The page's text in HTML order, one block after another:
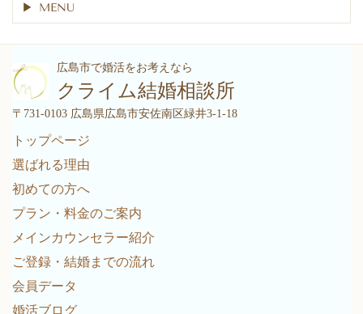
MENU
広島市で婚活をお考えなら
クライム結婚相談所
〒731-0103 広島県広島市安佐南区緑井3-1-18
トップページ
選ばれる理由
初めての方へ
プラン・料金のご案内
メインカウンセラー紹介
ご登録・結婚までの流れ
会員データ
婚活ブログ